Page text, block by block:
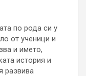
по рода си у
от ученици и
и името,
история и
развива